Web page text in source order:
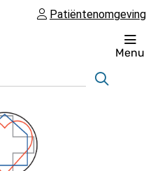
Patiëntenomgeving
Menu